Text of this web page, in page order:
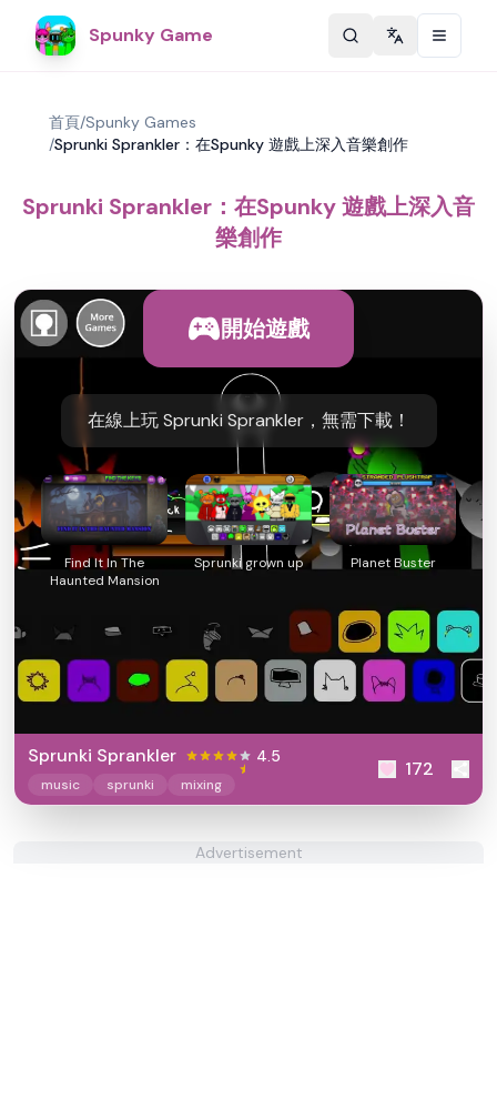
Spunky Game Change
首頁/Spunky Games
/Sprunki Sprankler：在Spunky 遊戲上深入音樂創作
Sprunki Sprankler：在Spunky 遊戲上深入音
樂創作
開始遊戲
在線上玩 Sprunki Sprankler，無需下載！
Find It In The
Haunted Mansion
Sprunki grown up Planet Buster
Sprunki Sprankler 4.5
music sprunki mixing
172
Advertisement